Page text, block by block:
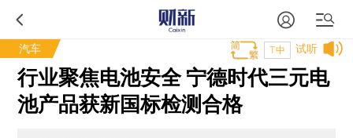
汽车 试听
T中
行业聚焦电池安全 宁德时代三元电
池产品获新国标检测合格